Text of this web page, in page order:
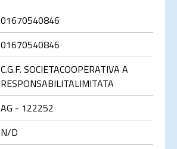
01670540846
01670540846
C.G.F. SOCIETACOOPERATIVA A
RESPONSABILITALIMITATA
AG - 122252
N/D